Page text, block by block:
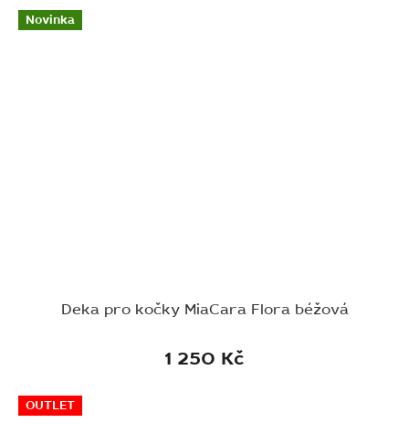
Novinka
Deka pro kočky MiaCara Flora béžová
1 250 Kč
OUTLET